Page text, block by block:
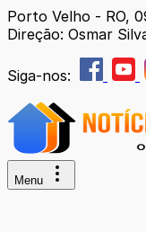
Porto Velho - RO,
Direção: Osmar
Siga-nos:
Menu